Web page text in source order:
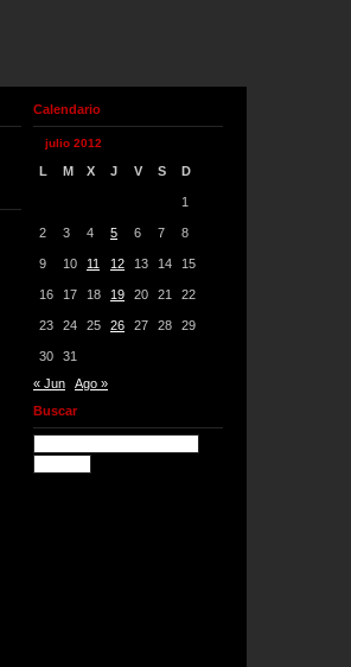
Calendario
julio 2012
L M X J V S D
1
2 3 4 5 6 7 8
9 10 11 12 13 14 15
16 17 18 19 20 21 22
23 24 25 26 27 28 29
30
31
« Jun
Ago »
Buscar